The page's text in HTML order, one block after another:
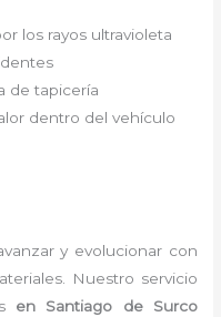
los rayos ultravioleta
de tapicería
dentro del vehículo
y evolucionar con
Nuestro servicio
en Santiago de Surco